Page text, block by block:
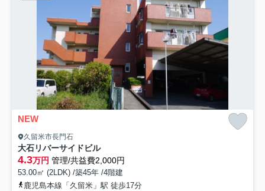
NEW
久留米市長門石
大石リバーサイドビル
4.3万円 管理/共益費2,000円
53.00㎡ (2LDK) /築45年 /4階建
鹿児島本線「久留米」駅 徒歩17分